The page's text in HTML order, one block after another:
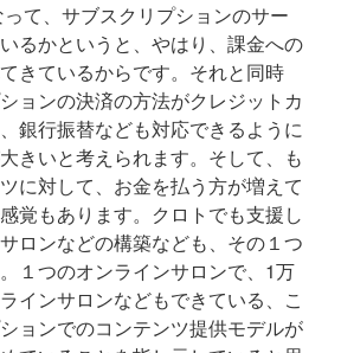
て、サブスクリプションのサー
るかというと、やはり、課金への
きているからです。それと同時
ョンの決済の方法がクレジットカ
銀行振替なども対応できるように
きいと考えられます。そして、も
に対して、お金を払う方が増えて
覚もあります。クロトでも支援し
ロンなどの構築なども、その１つ
１つのオンラインサロンで、1万
インサロンなどもできている、こ
ョンでのコンテンツ提供モデルが